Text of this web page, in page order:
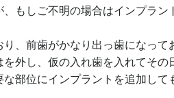
もしご不明の場合はインプラン
、前歯がかなり出っ歯になって
外し、仮の入れ歯を入れてその
部位にインプラントを追加して